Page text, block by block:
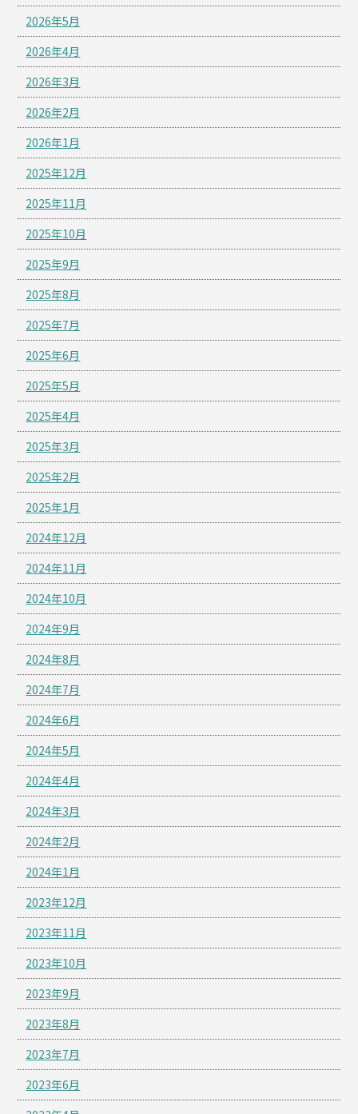
2026年5月
2026年4月
2026年3月
2026年2月
2026年1月
2025年12月
2025年11月
2025年10月
2025年9月
2025年8月
2025年7月
2025年6月
2025年5月
2025年4月
2025年3月
2025年2月
2025年1月
2024年12月
2024年11月
2024年10月
2024年9月
2024年8月
2024年7月
2024年6月
2024年5月
2024年4月
2024年3月
2024年2月
2024年1月
2023年12月
2023年11月
2023年10月
2023年9月
2023年8月
2023年7月
2023年6月